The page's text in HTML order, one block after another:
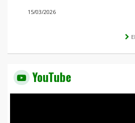
15/03/2026
YouTube